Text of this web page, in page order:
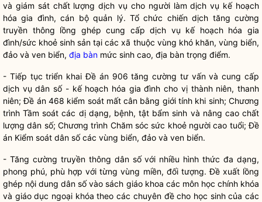
và giám sát chất lượng dịch vụ cho người làm dịch vụ kế hoạch
hóa gia đình, cán bộ quản lý. Tổ chức chiến dịch tăng cường
truyền thông lồng ghép cung cấp dịch vụ kế hoạch hóa gia
đình/sức khoẻ sinh sản tại các xã thuộc vùng khó khăn, vùng biển,
đảo và ven biển, địa bàn mức sinh cao, địa bàn trọng điểm.
- Tiếp tục triển khai Đề án 906 tăng cường tư vấn và cung cấp
dịch vụ dân số - kế hoạch hóa gia đình cho vị thành niên, thanh
niên; Đề án 468 kiểm soát mất cân bằng giới tính khi sinh; Chương
trình Tầm soát các dị dạng, bệnh, tật bẩm sinh và nâng cao chất
lượng dân số; Chương trình Chăm sóc sức khoẻ người cao tuổi; Đề
án Kiểm soát dân số các vùng biển, đảo và ven biển.
- Tăng cường truyền thông dân số với nhiều hình thức đa dạng,
phong phú, phù hợp với từng vùng miền, đối tượng. Đề xuất lồng
ghép nội dung dân số vào sách giáo khoa các môn học chính khóa
và giáo dục ngoại khóa theo các chuyên đề cho học sinh của các